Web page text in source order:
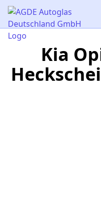
AGDE Autoglas
Kia